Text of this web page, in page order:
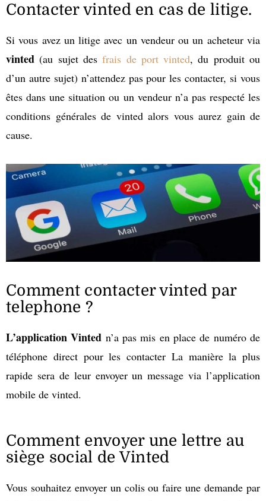
Contacter vinted en cas de litige.
Si vous avez un litige avec un vendeur ou un acheteur via
vinted (au sujet desfrais de port vinted, du produit ou
d’un autre sujet) n’attendez pas pour les contacter, si vous
êtes dans une situation ou un vendeur n’a pas respecté les
conditions générales de vinted alors vous aurez gain de
cause.
Comment contacter vinted par
telephone ?
L’application Vinted n’a pas mis en place de numéro de
téléphone direct pour les contacter La manière la plus
rapide sera de leur envoyer un message via l’application
mobile de vinted.
Comment envoyer une lettre au
siège social de Vinted
Vous souhaitez envoyer un colis ou faire une demande par